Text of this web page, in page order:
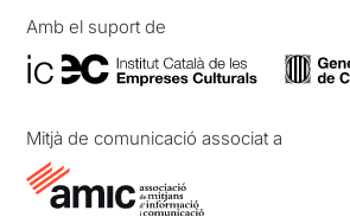
Amb el suport de
Mitjà de comunicació associat a